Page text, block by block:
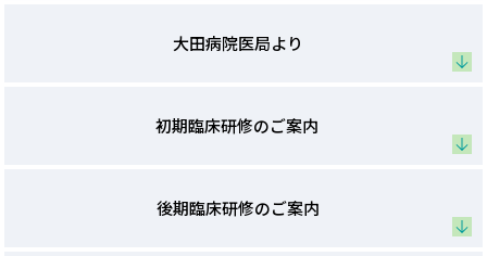
大田病院医局より
初期臨床研修のご案内
後期臨床研修のご案内